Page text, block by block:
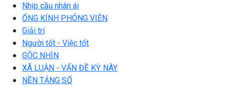
Nhịp cầu nhân ái
ỐNG KÍNH PHÓNG VIÊN
Giải trí
Người tốt - Việc tốt
GÓC NHÌN
XÃ LUẬN - VẤN ĐỀ KỲ NÀY
NỀN TẢNG SỐ